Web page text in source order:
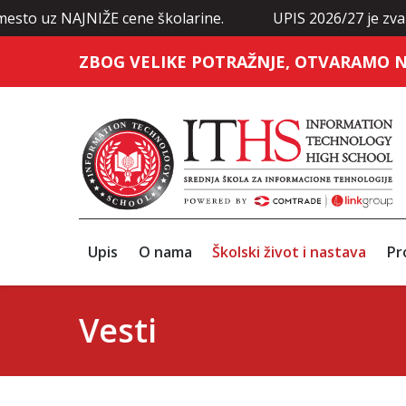
uz NAJNIŽE cene školarine. UPIS 2026/27 je
ZBOG VELIKE POTRAŽNJE, OTVARAMO
Upis O nama Školski život i nastava
Vesti